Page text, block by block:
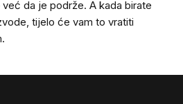
već da je podrže. A kada birate
tijelo će vam to vratiti